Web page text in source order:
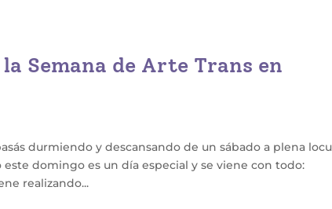
Semana de Arte Trans en
durmiendo y descansando de un sábado a plena
domingo es un día especial y se viene con todo:
realizando...